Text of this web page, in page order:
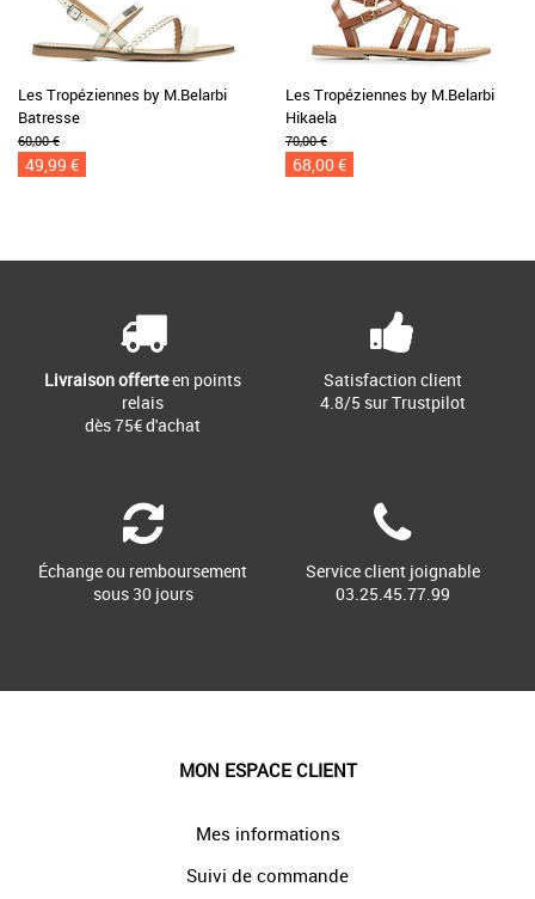
Les Tropéziennes by M.Belarbi
Batresse
60,00 €
49,99 €
Les Tropéziennes by M.Belarbi
Hikaela
70,00 €
68,00 €
Livraison offerteen points
relais
dès 75€ d'achat
Satisfaction client
4.8/5 sur Trustpilot
Échange ou remboursement
sous 30 jours
Service client joignable
03.25.45.77.99
MON ESPACE CLIENT
Mes informations
Suivi de commande